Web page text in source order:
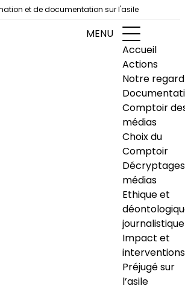
et de documentation sur l'asile
MENU
Accueil
Actions
Notre regard
Comptoir
médias
Choix du
Comptoir
Décryptages
médias
Ethique et
journalistique
Impact et
interventions
Préjugé sur
l’asile